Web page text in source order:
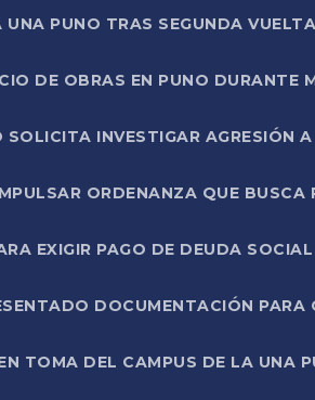
PUNO TRAS SEGUNDA
DE OBRAS EN PUNO DURANTE
INVESTIGAR AGRESIÓN
ORDENANZA QUE
EXIGIR PAGO DE DEUDA
DOCUMENTACIÓN
TOMA DEL CAMPUS DE LA UNA